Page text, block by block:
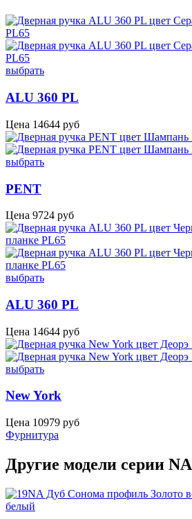
выбрать
ALU 360 PL
Цена 14644 руб
выбрать
PENT
Цена 9724 руб
выбрать
ALU 360 PL
Цена 14644 руб
выбрать
New York
Цена 10979 руб
Фурнитура
Другие модели серии NA